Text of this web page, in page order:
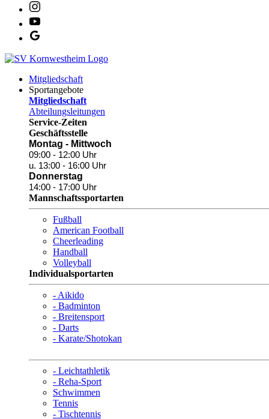
Mitgliedschaft
Sportangebote
Mitgliedschaft
Abteilungsleitungen
Service-Zeiten
Geschäftsstelle
Montag - Mittwoch
09:00 - 12:00 Uhr
u. 13:00 - 16:00 Uhr
Donnerstag
14:00 - 17:00 Uhr
Mannschaftssportarten
Fußball
American Football
Cheerleading
Handball
Volleyball
Individualsportarten
- Aikido
- Badminton
- Breitensport
- Darts
- Karate/Shotokan
- Leichtathletik
- Reha-Sport
Schwimmen
Tennis
- Tischtennis